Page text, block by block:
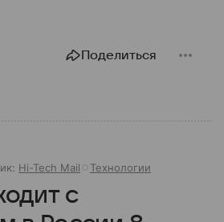
Поделиться
Hi-Tech Mail Технологии
с